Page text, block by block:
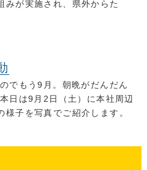
みが実施され、県外からた
でもう9月。朝晩がだんだん
日は9月2日（土）に本社周辺
子を写真でご紹介します。